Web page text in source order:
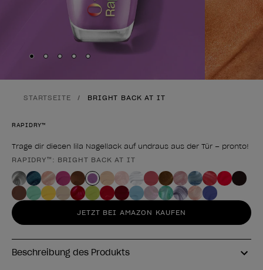
Skip to slide
Skip to slide
Skip to slide
Skip to slide
Skip to slide
STARTSEITE BRIGHT BACK AT IT
RAPIDRY™
Trage dir diesen lila Nagellack auf undraus aus der Tür – pronto!
Form des Produkts
RAPIDRY™: BRIGHT BACK AT IT
JETZT BEI AMAZON KAUFEN
Beschreibung des Produkts